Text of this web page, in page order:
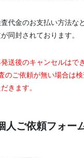
代金のお支払い方法な
同封されております。
送後のキャンセルはで
のご依頼が無い場合は
きます。
人ご依頼フォー